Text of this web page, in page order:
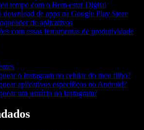
tempo com o Bem-estar Digital
download de apps na Google Play Store
de aplicativos
com essas ferramentas de produtividade
o Instagram no celular do meu filho?
aplicativos específicos no Android?
um usuário no Instagram?